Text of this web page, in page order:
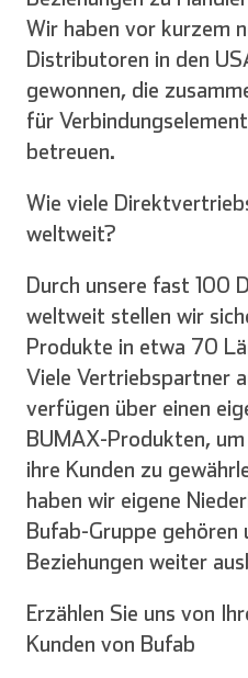
Wir haben vor kurzem
Distributoren in den
gewonnen, die
für
betreuen.
Wie viele
weltweit?
Durch unsere fast 100
weltweit stellen wir
Produkte in etwa 70
Viele Vertriebspartner
verfügen über einen
BUMAX-Produkten,
ihre Kunden zu
haben wir eigene
Bufab-Gruppe
Beziehungen weiter
Erzählen Sie uns von
Kunden von Bufab